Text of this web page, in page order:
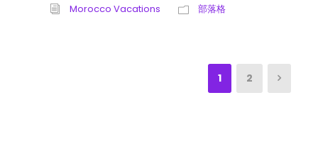
Morocco Vacations 部落格
1 2